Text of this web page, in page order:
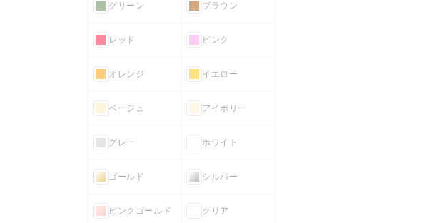
グリーン ブラウン
レッド ピンク
オレンジ イエロー
ベージュ アイボリー
グレー ホワイト
ゴールド シルバー
ピンクゴールド クリア